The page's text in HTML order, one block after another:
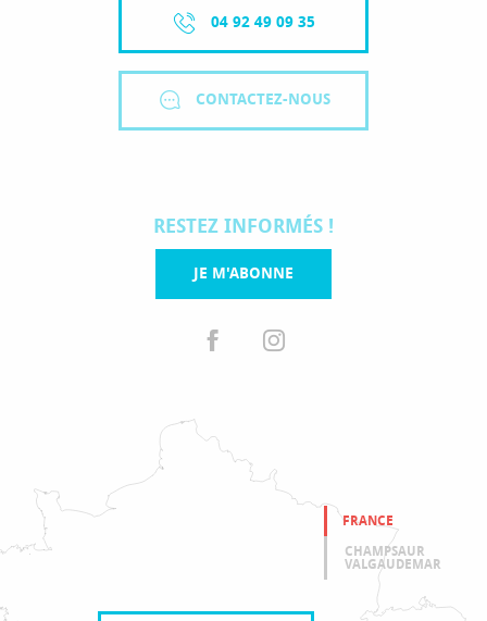
04 92 49 09 35
CONTACTEZ-NOUS
RESTEZ INFORMÉS !
JE M'ABONNE
FRANCE
CHAMPSAUR
VALGAUDEMAR